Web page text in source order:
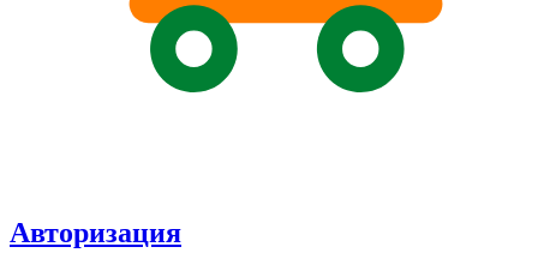
Авторизация